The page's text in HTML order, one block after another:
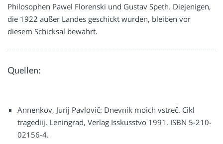
Philosophen Pawel Florenski und Gustav Speth. Diejenigen,
die 1922 außer Landes geschickt wurden, bleiben vor
diesem Schicksal bewahrt.
Quellen:
Annenkov, Jurij Pavlovič: Dnevnik moich vstreč. Cikl
tragediij. Leningrad, Verlag Isskusstvo 1991. ISBN 5-210-
02156-4.